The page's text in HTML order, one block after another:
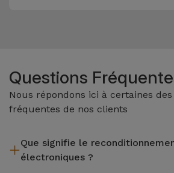
Questions
Nous répondons ici à certaines
fréquentes de nos clients
Que signifie le
électroniques ?